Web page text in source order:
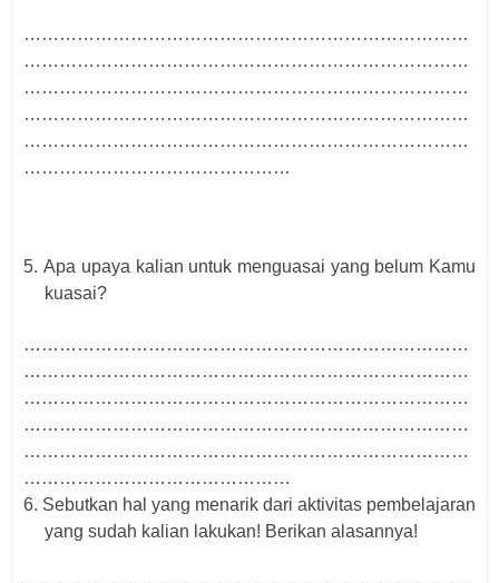
…………………………………………………………………
…………………………………………………………………
…………………………………………………………………
…………………………………………………………………
…………………………………………………………………
………………………………………
5. Apa upaya kalian untuk menguasai yang belum Kamu
kuasai?
…………………………………………………………………
…………………………………………………………………
…………………………………………………………………
…………………………………………………………………
…………………………………………………………………
………………………………………
6. Sebutkan hal yang menarik dari aktivitas pembelajaran
yang sudah kalian lakukan! Berikan alasannya!